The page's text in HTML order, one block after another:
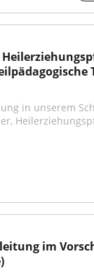
in unserem
im